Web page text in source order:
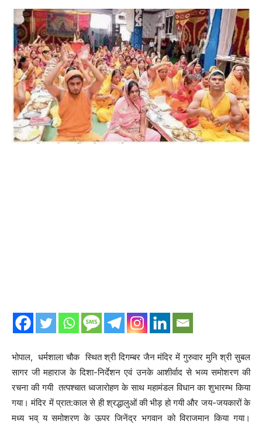
भोपाल, धर्मशाला चौक स्थित श्री दिगम्बर जैन मंदिर में गुरुवार मुनि श्री सुबल
सागर जी महाराज के दिशा-निर्देशन एवं उनके आशीर्वाद से भव्य समोशरण की
रचना की गयी तत्पश्चात ध्वजारोहण के साथ महामंडल विधान का शुभारम्भ किया
गया। मंदिर में प्रात:काल से ही श्रद्धालुओं की भीड़ हो गयी और जय-जयकारों के
मध्य भव् य समोशरण के ऊपर जिनेंद्र भगवान को विराजमान किया गया।